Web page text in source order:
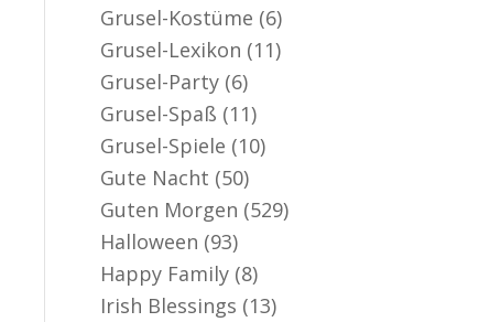
Grusel-Kostüme (6)
Grusel-Lexikon (11)
Grusel-Party (6)
Grusel-Spaß (11)
Grusel-Spiele (10)
Gute Nacht (50)
Guten Morgen (529)
Halloween (93)
Happy Family (8)
Irish Blessings (13)